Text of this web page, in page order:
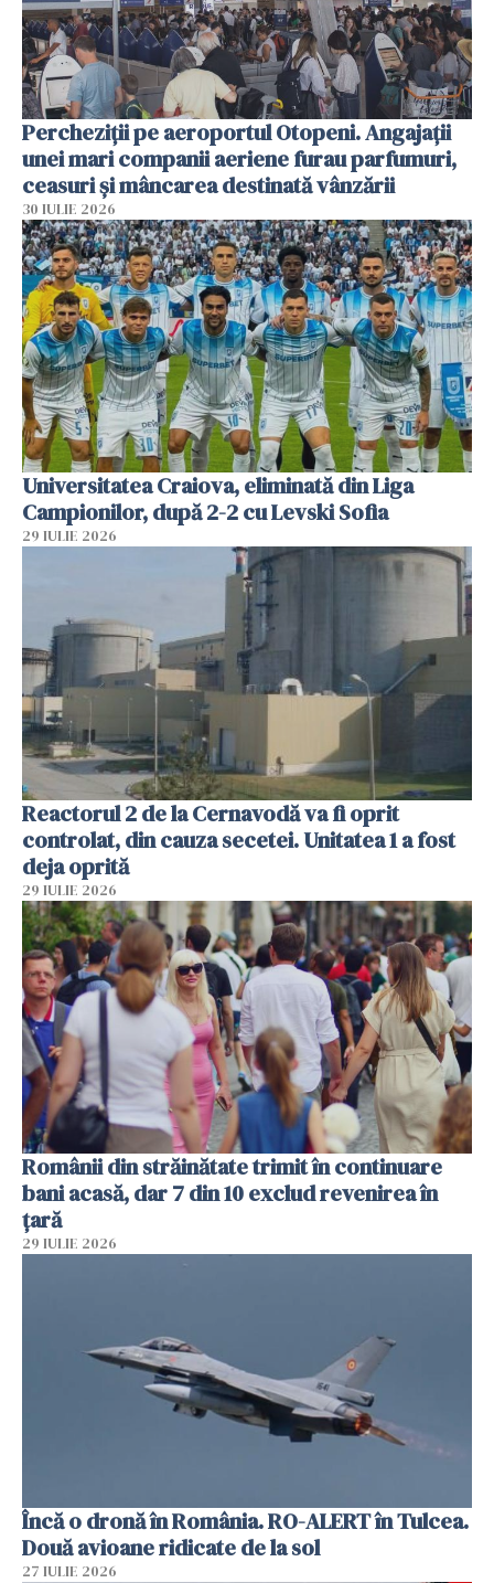
Percheziții pe aeroportul Otopeni. Angajații
unei mari companii aeriene furau parfumuri,
ceasuri și mâncarea destinată vânzării
30 IULIE 2026
Universitatea Craiova, eliminată din Liga
Campionilor, după 2-2 cu Levski Sofia
29 IULIE 2026
Reactorul 2 de la Cernavodă va fi oprit
controlat, din cauza secetei. Unitatea 1 a fost
deja oprită
29 IULIE 2026
Românii din străinătate trimit în continuare
bani acasă, dar 7 din 10 exclud revenirea în
țară
29 IULIE 2026
Încă o dronă în România. RO-ALERT în Tulcea.
Două avioane ridicate de la sol
27 IULIE 2026